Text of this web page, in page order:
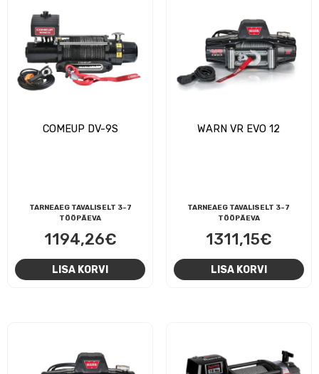
COMEUP DV-9S
TARNEAEG TAVALISELT 3-7
TÖÖPÄEVA
1194,26€
LISA KORVI
WARN VR EVO 12
TARNEAEG TAVALISELT 3-7
TÖÖPÄEVA
1311,15€
LISA KORVI